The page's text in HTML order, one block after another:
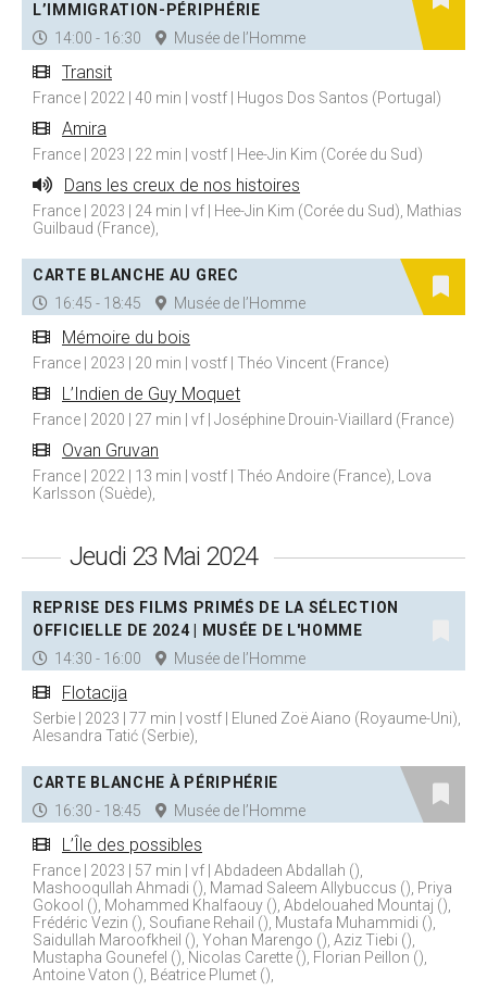
L’IMMIGRATION-PÉRIPHÉRIE
14:00 - 16:30
Musée de l’Homme
Transit
France | 2022 | 40 min | vostf | Hugos Dos Santos (Portugal)
Amira
France | 2023 | 22 min | vostf | Hee-Jin Kim (Corée du Sud)
Dans les creux de nos histoires
France | 2023 | 24 min | vf | Hee-Jin Kim (Corée du Sud), Mathias
Guilbaud (France),
CARTE BLANCHE AU GREC
16:45 - 18:45
Musée de l’Homme
Mémoire du bois
France | 2023 | 20 min | vostf | Théo Vincent (France)
L’Indien de Guy Moquet
France | 2020 | 27 min | vf | Joséphine Drouin-Viaillard (France)
Ovan Gruvan
France | 2022 | 13 min | vostf | Théo Andoire (France), Lova
Karlsson (Suède),
Jeudi 23 Mai 2024
REPRISE DES FILMS PRIMÉS DE LA SÉLECTION
OFFICIELLE DE 2024 | MUSÉE DE L'HOMME
14:30 - 16:00
Musée de l’Homme
Flotacija
Serbie | 2023 | 77 min | vostf | Eluned Zoë Aiano (Royaume-Uni),
Alesandra Tatić (Serbie),
CARTE BLANCHE À PÉRIPHÉRIE
16:30 - 18:45
Musée de l’Homme
L’Île des possibles
France | 2023 | 57 min | vf | Abdadeen Abdallah (),
Mashooqullah Ahmadi (), Mamad Saleem Allybuccus (), Priya
Gokool (), Mohammed Khalfaouy (), Abdelouahed Mountaj (),
Frédéric Vezin (), Soufiane Rehail (), Mustafa Muhammidi (),
Saidullah Maroofkheil (), Yohan Marengo (), Aziz Tiebi (),
Mustapha Gounefel (), Nicolas Carette (), Florian Peillon (),
Antoine Vaton (), Béatrice Plumet (),